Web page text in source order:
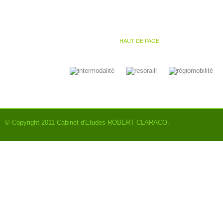
HAUT DE PAGE
© Copyright 2011 Cabinet d'Etudes ROBERT CLARACO.